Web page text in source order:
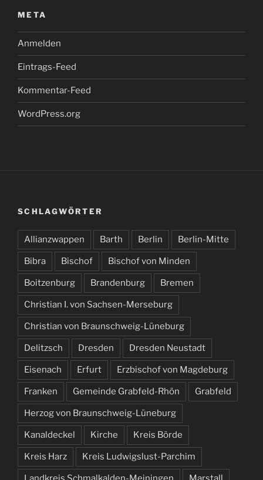
META
Anmelden
Eintrags-Feed
Kommentar-Feed
WordPress.org
SCHLAGWÖRTER
Allianzwappen Barth Berlin Berlin-Mitte
Bibra Bischof Bischof von Minden
Boitzenburg Brandenburg Bremen
Christian I. von Sachsen-Merseburg
Christian von Braunschweig-Lüneburg
Delitzsch Dresden Dresden Neustadt
Eisenach Erfurt Erzbischof von Magdeburg
Franken Gemeinde Grabfeld-Rhön Grabfeld
Herzog von Braunschweig-Lüneburg
Kanaldeckel Kirche Kreis Börde
Kreis Harz Kreis Ludwigslust-Parchim